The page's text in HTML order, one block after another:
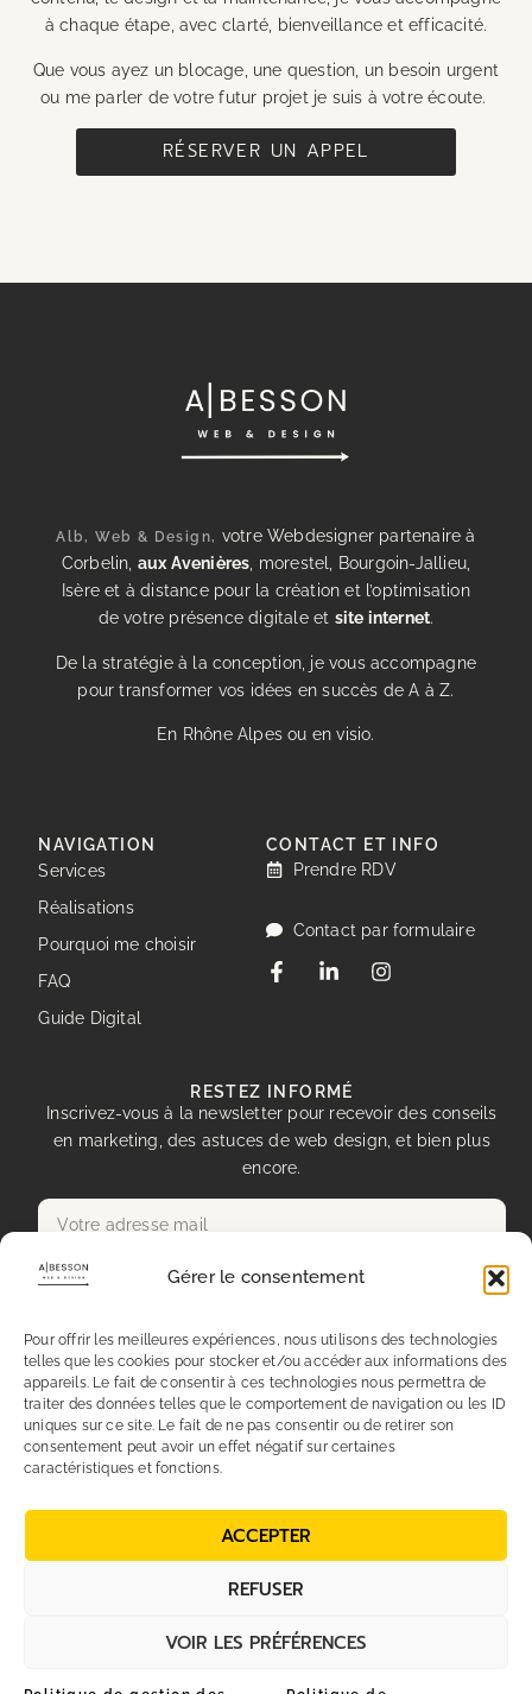
Gérer le consentement
Pour offrir les meilleures expériences, nous utilisons des technologies
telles que les cookies pour stocker et/ou accéder aux informations des
appareils. Le fait de consentir à ces technologies nous permettra de
traiter des données telles que le comportement de navigation ou les ID
uniques sur ce site. Le fait de ne pas consentir ou de retirer son
consentement peut avoir un effet négatif sur certaines
caractéristiques et fonctions.
ACCEPTER
REFUSER
VOIR LES PRÉFÉRENCES
à chaque étape, avec clarté, bienveillance et efficacité.
Que vous ayez un blocage, une question, un besoin urgent
ou me parler de votre futur projet je suis à votre écoute.
RÉSERVER UN APPEL
Alb, Web & Design, votre Webdesigner partenaire à
Corbelin, aux Avenières , morestel, Bourgoin-Jallieu,
Isère et à distance pour la création et l’optimisation
de votre présence digitale et site internet.
De la stratégie à la conception, je vous accompagne
pour transformer vos idées en succès de A à Z.
En Rhône Alpes ou en visio.
NAVIGATION
Services
Réalisations
Pourquoi me choisir
FAQ
Guide Digital
CONTACT ET INFO
Prendre RDV
Contact par formulaire
RESTEZ INFORMÉ
Inscrivez-vous à la newsletter pour recevoir des conseils
en marketing, des astuces de web design, et bien plus
encore.
Mentions légales
Politique de Confidentialité
Politique de gestion des cookies